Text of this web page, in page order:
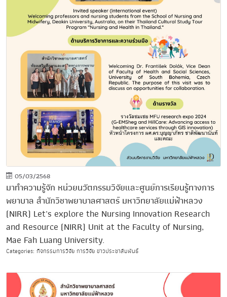
05/03/2568
มาทำความรู้จัก หน่วยนวัตกรรมวิจัยและศูนย์การเรียนรู้ทางการ
พยาบาล สำนักวิชาพยาบาลศาสตร์ มหาวิทยาลัยแม่ฟ้าหลวง
(NIRR) Let's explore the Nursing Innovation Research
and Resource (NIRR) Unit at the Faculty of Nursing,
Mae Fah Luang University.
Categories: กิจกรรมการวิจัย การวิจัย ข่าวประชาสัมพันธ์